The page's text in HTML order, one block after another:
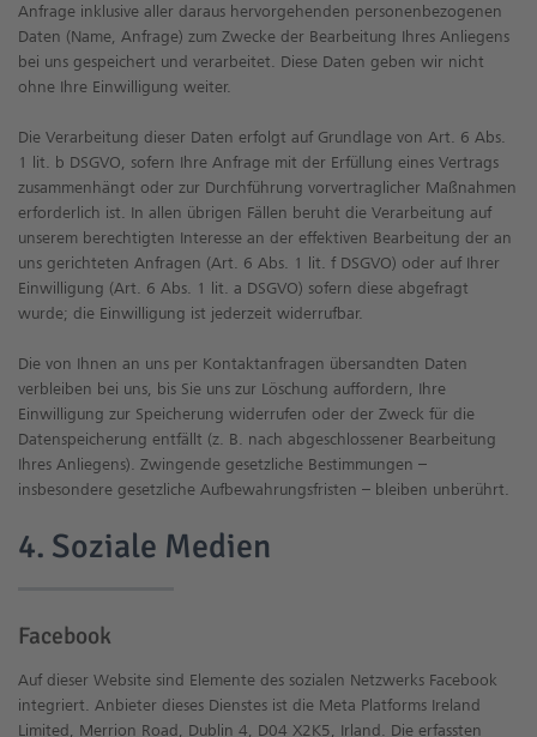
Anfrage inklusive aller daraus hervorgehenden personenbezogenen
Daten (Name, Anfrage) zum Zwecke der Bearbeitung Ihres Anliegens
bei uns gespeichert und verarbeitet. Diese Daten geben wir nicht
ohne Ihre Einwilligung weiter.
Die Verarbeitung dieser Daten erfolgt auf Grundlage von Art. 6 Abs.
1 lit. b DSGVO, sofern Ihre Anfrage mit der Erfüllung eines Vertrags
zusammenhängt oder zur Durchführung vorvertraglicher Maßnahmen
erforderlich ist. In allen übrigen Fällen beruht die Verarbeitung auf
unserem berechtigten Interesse an der effektiven Bearbeitung der an
uns gerichteten Anfragen (Art. 6 Abs. 1 lit. f DSGVO) oder auf Ihrer
Einwilligung (Art. 6 Abs. 1 lit. a DSGVO) sofern diese abgefragt
wurde; die Einwilligung ist jederzeit widerrufbar.
Die von Ihnen an uns per Kontaktanfragen übersandten Daten
verbleiben bei uns, bis Sie uns zur Löschung auffordern, Ihre
Einwilligung zur Speicherung widerrufen oder der Zweck für die
Datenspeicherung entfällt (z. B. nach abgeschlossener Bearbeitung
Ihres Anliegens). Zwingende gesetzliche Bestimmungen –
insbesondere gesetzliche Aufbewahrungsfristen – bleiben unberührt.
4. Soziale Medien
Facebook
Auf dieser Website sind Elemente des sozialen Netzwerks Facebook
integriert. Anbieter dieses Dienstes ist die Meta Platforms Ireland
Limited, Merrion Road, Dublin 4, D04 X2K5, Irland. Die erfassten